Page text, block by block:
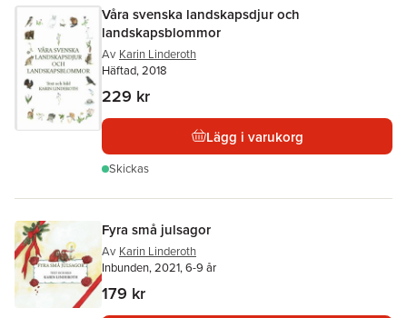
Våra svenska landskapsdjur och
landskapsblommor
Av Karin Linderoth
Häftad, 2018
229 kr
Lägg i varukorg
Skickas
Fyra små julsagor
Av Karin Linderoth
Inbunden, 2021, 6-9 år
179 kr